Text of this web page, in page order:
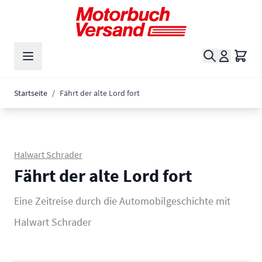
Zum Inhalt springen
Suche
Startseite / Fährt der alte Lord fort
Halwart Schrader
Fährt der alte Lord fort
Eine Zeitreise durch die Automobilgeschichte mit
Halwart Schrader